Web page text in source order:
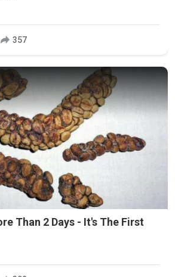
357
Than 2 Days - It's The First